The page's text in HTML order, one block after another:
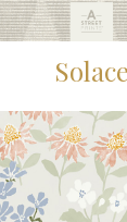
Solace